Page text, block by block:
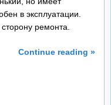
в эксплуатации.
ремонта.
Continue reading »